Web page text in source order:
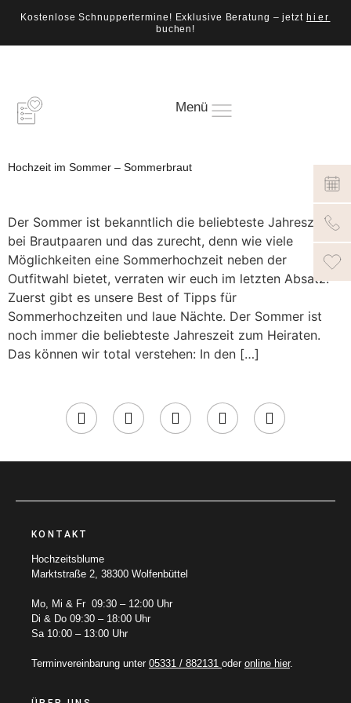
Kostenlose Schnuppertermine! Exklusive Beratung – jetzt hier
buchen!
Menü
Hochzeit im Sommer – Sommerbraut
Der Sommer ist bekanntlich die beliebteste Jahreszeit
bei Brautpaaren und das zurecht, denn wie viele
Möglichkeiten eine Sommerhochzeit neben der
Outfitwahl bietet, verraten wir euch im letzten Absatz.
Zuerst gibt es unsere Best of Tipps für
Sommerhochzeiten und laue Nächte. Der Sommer ist
noch immer die beliebteste Jahreszeit zum Heiraten.
Das können wir total verstehen: In den […]
KONTAKT
Hochzeitsblume
Marktstraße 2, 38300 Wolfenbüttel
Mo, Mi & Fr 09:30 – 12:00 Uhr
Di & Do 09:30 – 18:00 Uhr
Sa 10:00 – 13:00 Uhr
Terminvereinbarung unter 05331 / 882131 oder online hier.